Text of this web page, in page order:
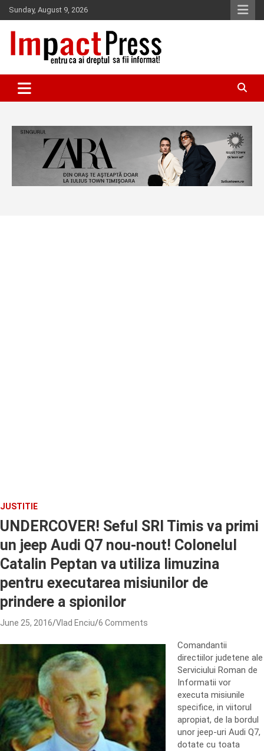
Skip
to
content
Sunday, August 9, 2026
IMPACTPRESS
JUSTITIE
UNDERCOVER! Seful SRI Timis va primi
un jeep Audi Q7 nou-nout! Colonelul
Catalin Peptan va utiliza limuzina
pentru executarea misiunilor de
prindere a spionilor
June 25, 2016 Vlad Enciu 6 Comments
Comandantii
directiilor judetene ale
Serviciului Roman de
Informatii vor
executa misiunile
specifice, in viitorul
apropiat, de la bordul
unor jeep-uri Audi Q7,
dotate cu toata